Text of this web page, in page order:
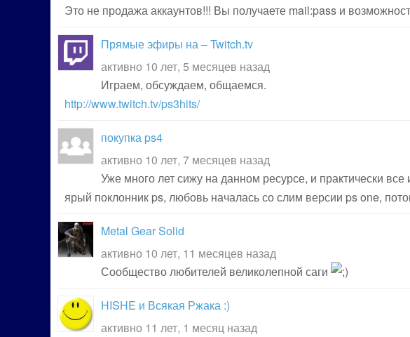
Это не продажа аккаунтов!!! Вы получаете mail:pass и
Прямые эфиры на – Twitch.tv
активно 10 лет, 5 месяцев назад
Играем, обсуждаем, общаемся.
http://www.twitch.tv/ps3hits/
покупка ps4
активно 10 лет, 7 месяцев назад
Уже много лет сижу на данном ресурсе, и практически
ярый поклонник ps, любовь началась со слим версии ps one,
Metal Gear Solid
активно 10 лет, 11 месяцев назад
Сообщество любителей великолепной саги
HISHE и Всякая Ржака :)
активно 11 лет, 1 месяц назад